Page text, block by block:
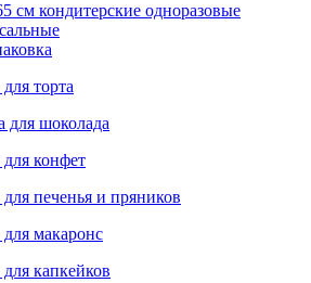
см кондитерские одноразовые
торта
для шоколада
конфет
печенья и пряников
макаронс
капкейков